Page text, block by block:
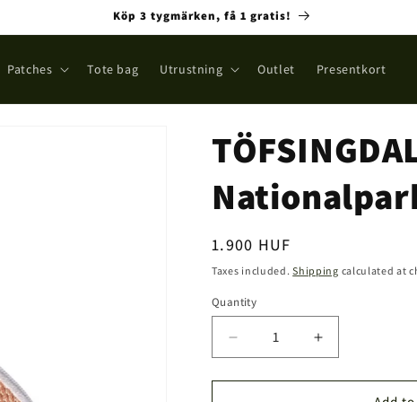
Köp 3 tygmärken, få 1 gratis!
Patches Tote bag Utrustning Outlet Presentkort
Regular
price
1.900 HUF
Taxes included.Shipping calculated at
Quantity
Quantity
Decrease
quantity
for
Increase
quantity
for